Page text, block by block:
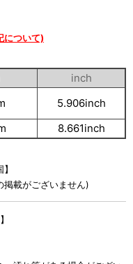
について)
inch
5.906inch
8.661inch
掲載がございません)